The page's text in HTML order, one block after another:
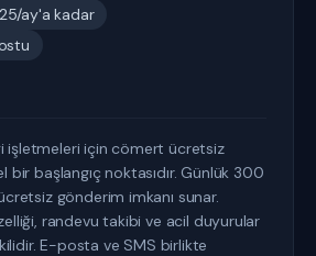
ay'a kadar
işletmeleri için cömert ücretsiz
bir başlangıç noktasıdır. Günlük 300
gönderim imkanı sunar.
randevu takibi ve acil duyurular
E-posta ve SMS birlikte